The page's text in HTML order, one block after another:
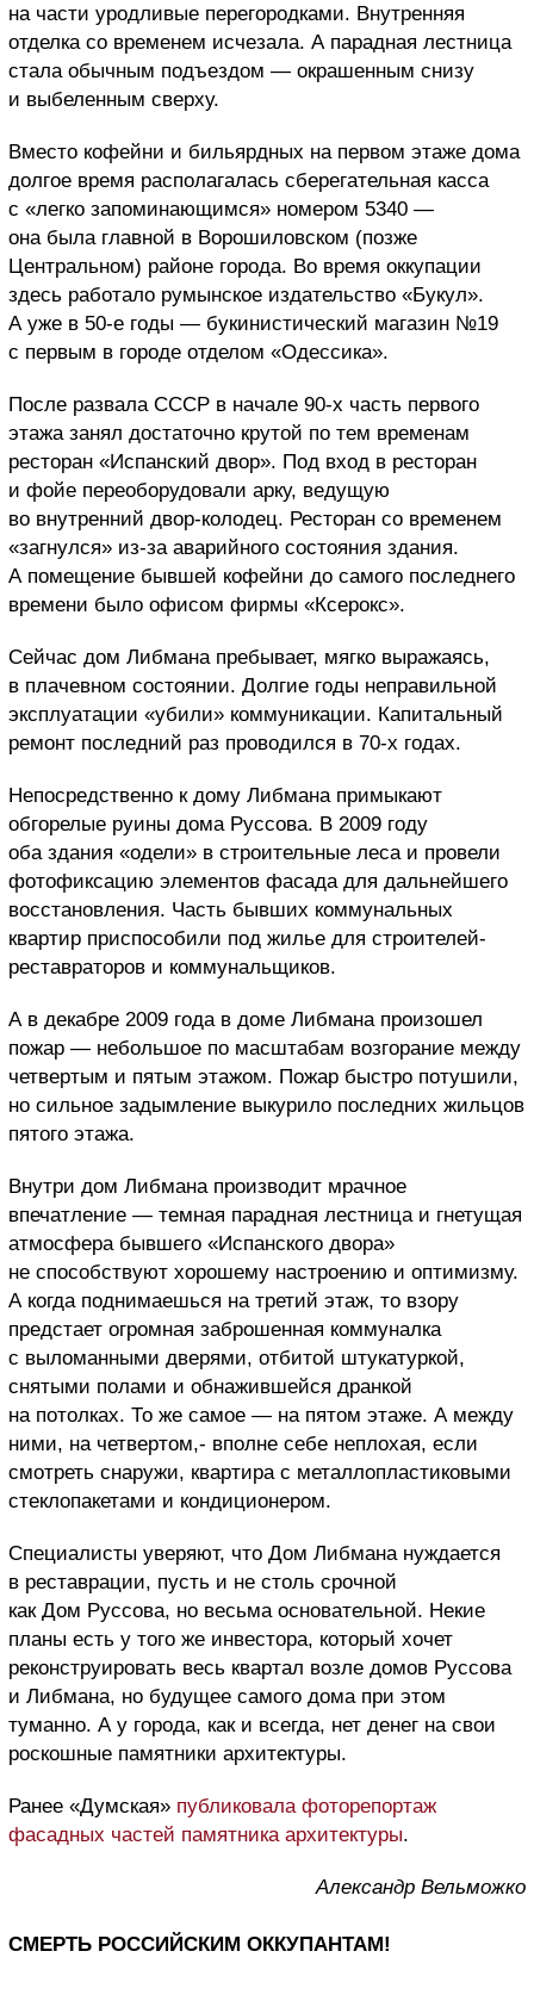
на части уродливые перегородками. Внутренняя
отделка со временем исчезала. А парадная лестница
стала обычным подъездом — окрашенным снизу
и выбеленным сверху.
Вместо кофейни и бильярдных на первом этаже дома
долгое время располагалась сберегательная касса
с «легко запоминающимся» номером 5340 —
она была главной в Ворошиловском (позже
Центральном) районе города. Во время оккупации
здесь работало румынское издательство «Букул».
А уже в 50-е годы — букинистический магазин №19
с первым в городе отделом «Одессика».
После развала СССР в начале 90-х часть первого
этажа занял достаточно крутой по тем временам
ресторан «Испанский двор». Под вход в ресторан
и фойе переоборудовали арку, ведущую
во внутренний двор-колодец. Ресторан со временем
«загнулся» из-за аварийного состояния здания.
А помещение бывшей кофейни до самого последнего
времени было офисом фирмы «Ксерокс».
Сейчас дом Либмана пребывает, мягко выражаясь,
в плачевном состоянии. Долгие годы неправильной
эксплуатации «убили» коммуникации. Капитальный
ремонт последний раз проводился в 70-х годах.
Непосредственно к дому Либмана примыкают
обгорелые руины дома Руссова. В 2009 году
оба здания «одели» в строительные леса и провели
фотофиксацию элементов фасада для дальнейшего
восстановления. Часть бывших коммунальных
квартир приспособили под жилье для строителей-
реставраторов и коммунальщиков.
А в декабре 2009 года в доме Либмана произошел
пожар — небольшое по масштабам возгорание между
четвертым и пятым этажом. Пожар быстро потушили,
но сильное задымление выкурило последних жильцов
пятого этажа.
Внутри дом Либмана производит мрачное
впечатление — темная парадная лестница и гнетущая
атмосфера бывшего «Испанского двора»
не способствуют хорошему настроению и оптимизму.
А когда поднимаешься на третий этаж, то взору
предстает огромная заброшенная коммуналка
с выломанными дверями, отбитой штукатуркой,
снятыми полами и обнажившейся дранкой
на потолках. То же самое — на пятом этаже. А между
ними, на четвертом,- вполне себе неплохая, если
смотреть снаружи, квартира с металлопластиковыми
стеклопакетами и кондиционером.
Специалисты уверяют, что Дом Либмана нуждается
в реставрации, пусть и не столь срочной
как Дом Руссова, но весьма основательной. Некие
планы есть у того же инвестора, который хочет
реконструировать весь квартал возле домов Руссова
и Либмана, но будущее самого дома при этом
туманно. А у города, как и всегда, нет денег на свои
роскошные памятники архитектуры.
Ранее «Думская» публиковала фоторепортаж
фасадных частей памятника архитектуры.
Александр Вельможко
СМЕРТЬ РОССИЙСКИМ ОККУПАНТАМ!